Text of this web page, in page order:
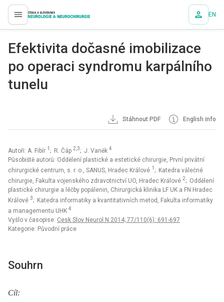
proLékaře.cz EN
Efektivita dočasné imobilizace
po operaci syndromu karpálního
tunelu
Stáhnout PDF English info
Autoři: A. Fibír 1 ; R. Čáp 2,3; J. Vaněk 4
Působiště autorů: Oddělení plastické a estetické chirurgie, První privátní
chirurgické centrum, s. r. o., SANUS, Hradec Králové 1 ; Katedra válečné
chirurgie, Fakulta vojenského zdravotnictví UO, Hradec Králové 2; Oddělení
plastické chirurgie a léčby popálenin, Chirurgická klinika LF UK a FN Hradec
Králové 3; Katedra informatiky a kvantitativních metod, Fakulta informatiky
a managementu UHK 4
Vyšlo v časopise: Cesk Slov Neurol N 2014; 77/110(6): 691-697
Kategorie: Původní práce
Souhrn
Cíl: